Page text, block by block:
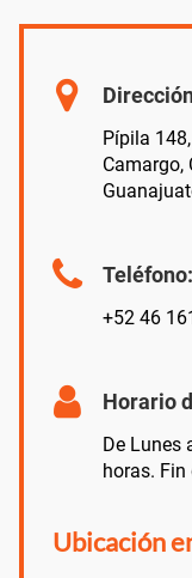
Pípila
Camargo,
Teléfono:
+52 46
Horario
De Lunes
horas. Fin
Ubicación